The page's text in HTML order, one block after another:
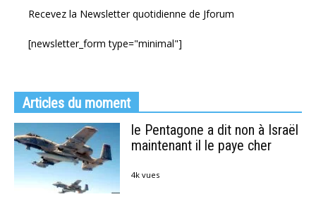
Recevez la Newsletter quotidienne de Jforum
[newsletter_form type="minimal"]
Articles du moment
le Pentagone a dit non à Israël
maintenant il le paye cher
4k vues